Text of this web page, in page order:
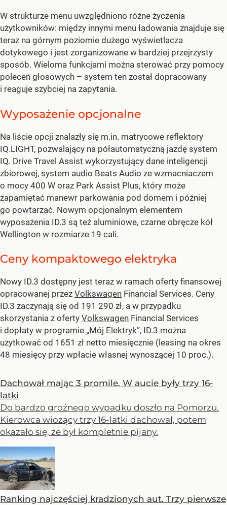
W strukturze menu uwzględniono różne życzenia
użytkowników: między innymi menu ładowania znajduje się
teraz na górnym poziomie dużego wyświetlacza
dotykowego i jest zorganizowane w bardziej przejrzysty
sposób. Wieloma funkcjami można sterować przy pomocy
poleceń głosowych – system ten został dopracowany
i reaguje szybciej na zapytania.
Wyposażenie opcjonalne
Na liście opcji znalazły się m.in. matrycowe reflektory
IQ.LIGHT, pozwalający na półautomatyczną jazdę system
IQ. Drive Travel Assist wykorzystujący dane inteligencji
zbiorowej, system audio Beats Audio ze wzmacniaczem
o mocy 400 W oraz Park Assist Plus, który może
zapamiętać manewr parkowania pod domem i później
go powtarzać. Nowym opcjonalnym elementem
wyposażenia ID.3 są też aluminiowe, czarne obręcze kół
Wellington w rozmiarze 19 cali.
Ceny kompaktowego elektryka
Nowy ID.3 dostępny jest teraz w ramach oferty finansowej
opracowanej przez Volkswagen Financial Services. Ceny
ID.3 zaczynają się od 191 290 zł, a w przypadku
skorzystania z oferty Volkswagen Financial Services
i dopłaty w programie „Mój Elektryk”, ID.3 można
użytkować od 1651 zł netto miesięcznie (leasing na okres
48 miesięcy przy wpłacie własnej wynoszącej 10 proc.).
Dachował mając 3 promile. W aucie były trzy 16-
latki
Do bardzo groźnego wypadku doszło na Pomorzu.
Kierowca wiozący trzy 16-latki dachował, potem
okazało się, że był kompletnie pijany.
Ranking najczęściej kradzionych aut. Trzy pierwsze